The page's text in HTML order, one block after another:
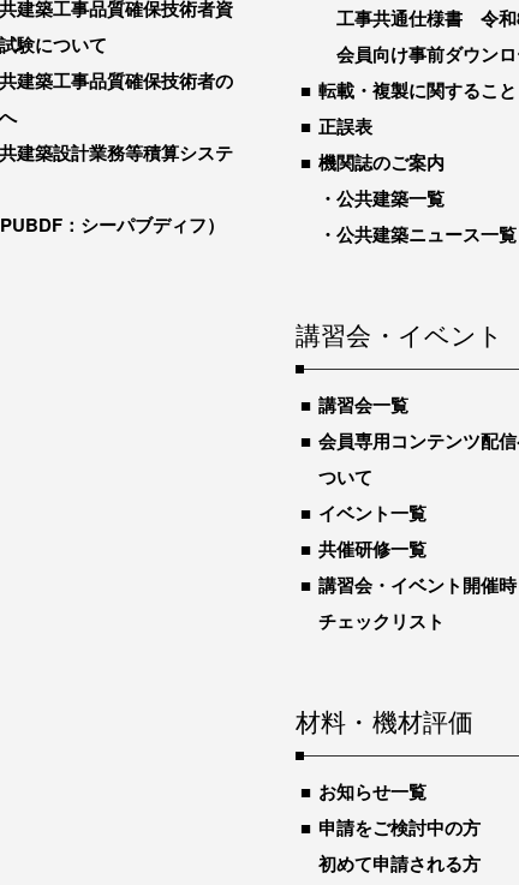
建築工事品質確保技術者資
験について
建築工事品質確保技術者の
建築設計業務等積算システ
：シーパブディフ）
工事共通仕様書 令和
会員向け事前ダウン
転載・複製に関すること
正誤表
機関誌のご案内
公共建築一覧
公共建築ニュース一覧
講習会・イベント
講習会一覧
会員専用コンテンツ配
ついて
イベント一覧
共催研修一覧
講習会・イベント開催時
チェックリスト
材料・機材評価
お知らせ一覧
申請をご検討中の方
初めて申請される方